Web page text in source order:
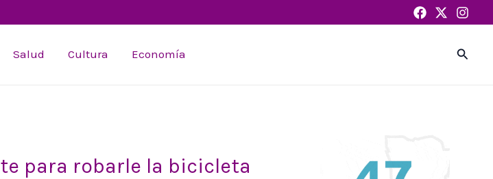
Salud Cultura Economía
para robarle la bicicleta